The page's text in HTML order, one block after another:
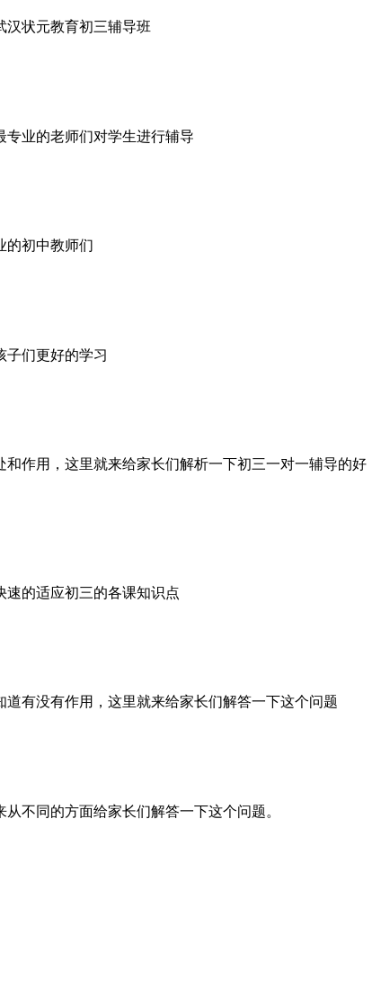
汉状元教育初三辅导班
业的老师们对学生进行辅导
的初中教师们
子们更好的学习
作用，这里就来给家长们解析一下初三一对一辅导的好
的适应初三的各课知识点
有没有作用，这里就来给家长们解答一下这个问题
不同的方面给家长们解答一下这个问题。